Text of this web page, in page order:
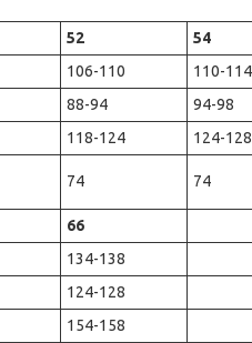
52
54
106-110
110-114
88-94
94-98
118-124
124-128
74 74
66
134-138
124-128
154-158